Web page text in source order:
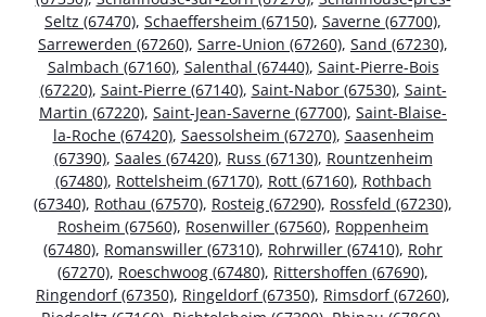
Seltz (67470), Schaeffersheim (67150), Saverne (67700),
Sarrewerden (67260), Sarre-Union (67260), Sand (67230),
Salmbach (67160), Salenthal (67440), Saint-Pierre-Bois
(67220), Saint-Pierre (67140), Saint-Nabor (67530), Saint-
Martin (67220), Saint-Jean-Saverne (67700), Saint-Blaise-
la-Roche (67420), Saessolsheim (67270), Saasenheim
(67390), Saales (67420), Russ (67130), Rountzenheim
(67480), Rottelsheim (67170), Rott (67160), Rothbach
(67340), Rothau (67570), Rosteig (67290), Rossfeld (67230),
Rosheim (67560), Rosenwiller (67560), Roppenheim
(67480), Romanswiller (67310), Rohrwiller (67410), Rohr
(67270), Roeschwoog (67480), Rittershoffen (67690),
Ringendorf (67350), Ringeldorf (67350), Rimsdorf (67260),